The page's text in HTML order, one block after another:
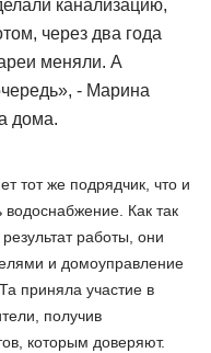
канализацию,
через два года
меняли. А
- Марина
дома.
тот же подрядчик, что и
водоснабжение. Как так
работы, они
и домоуправление
приняла участие в
получив
которым доверяют.